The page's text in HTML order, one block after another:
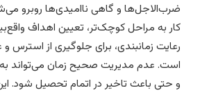
و گاهی ناامیدی‌ها روبرو می‌شوند.
به مراحل کوچک‌تر، تعیین اهداف واقع‌بینانه
زمانبندی، برای جلوگیری از استرس و
عدم مدیریت صحیح زمان می‌تواند به
حتی باعث تاخیر در اتمام تحصیل شود. این